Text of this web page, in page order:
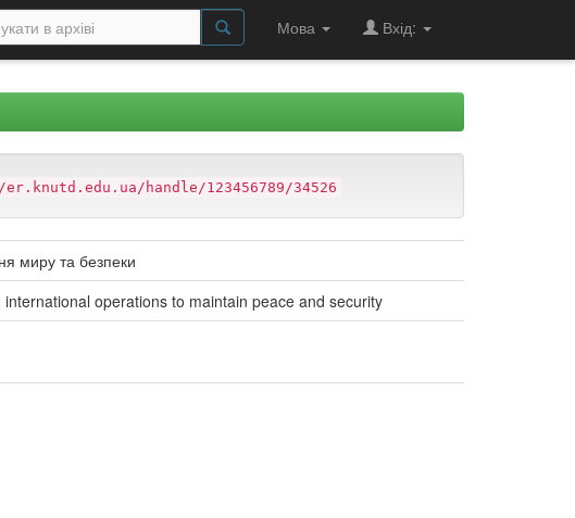
Мова Вхід:
handle/123456789/34526
миру та безпеки
operations to maintain peace and security